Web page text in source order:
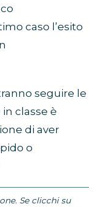
caso l’esito
seguire le
classe è
di aver
o
Se clicchi su